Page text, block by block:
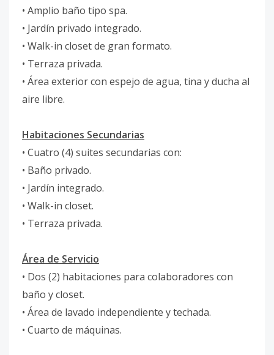
• Amplio baño tipo spa.
• Jardín privado integrado.
• Walk-in closet de gran formato.
• Terraza privada.
• Área exterior con espejo de agua, tina y ducha al
aire libre.
Habitaciones Secundarias
• Cuatro (4) suites secundarias con:
• Baño privado.
• Jardín integrado.
• Walk-in closet.
• Terraza privada.
Área de Servicio
• Dos (2) habitaciones para colaboradores con
baño y closet.
• Área de lavado independiente y techada.
• Cuarto de máquinas.